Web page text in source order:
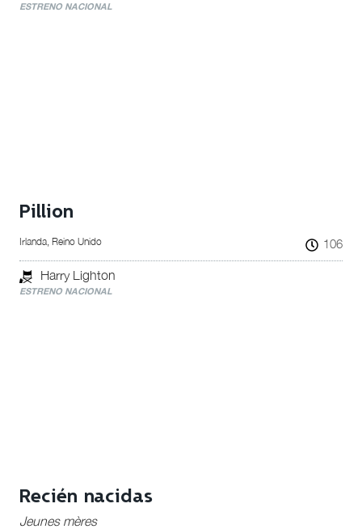
ESTRENO NACIONAL
Pillion
Irlanda, Reino Unido 106
Harry Lighton
ESTRENO NACIONAL
Recién nacidas
Jeunes mères